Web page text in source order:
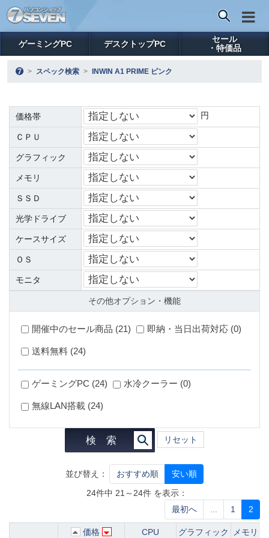
ゲーミングPC デスクトップPC
セール
・特価品
スペック検索 INWIN A1 PRIME ピンク
価格帯 円
ＣＰＵ
グラフィック
メモリ
ＳＳＤ
光学ドライブ
ケースサイズ
ＯＳ
モニタ
その他オプション・機能
開催中のセール商品 (21) 即納・当日出荷対応 (0)
送料無料 (24)
ゲーミングPC (24) 水冷クーラー (0)
無線LAN搭載 (24)
検 索 リセット
並び替え： おすすめ順
安い順
24件中 21～24件 を表示：
最初へ
... 1 2
価格 CPU グラフィック メモリ